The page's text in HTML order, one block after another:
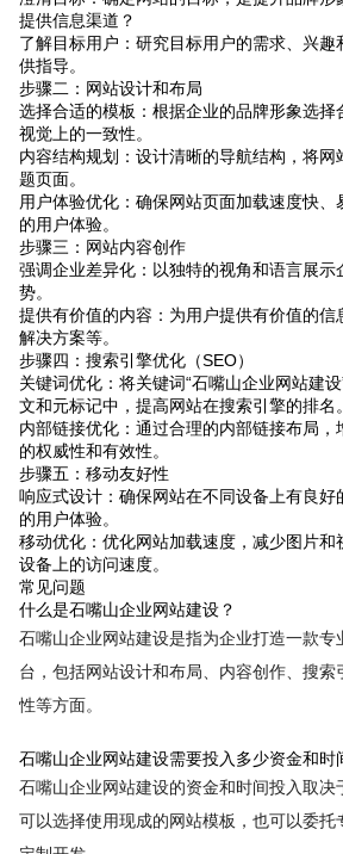
提供信息渠道？
了解目标用户：研究目标用户的需求、兴趣
供指导。
步骤二：网站设计和布局
选择合适的模板：根据企业的品牌形象选择
视觉上的一致性。
内容结构规划：设计清晰的导航结构，将网
题页面。
用户体验优化：确保网站页面加载速度快
的用户体验。
步骤三：网站内容创作
强调企业差异化：以独特的视角和语言展示
势。
提供有价值的内容：为用户提供有价值的信
解决方案等。
步骤四：搜索引擎优化（SEO）
关键词优化：将关键词“石嘴山企业网站建
文和元标记中，提高网站在搜索引擎的排名。
内部链接优化：通过合理的内部链接布局，
的权威性和有效性。
步骤五：移动友好性
响应式设计：确保网站在不同设备上有良好
的用户体验。
移动优化：优化网站加载速度，减少图片和
设备上的访问速度。
常见问题
什么是石嘴山企业网站建设？
石嘴山企业网站建设是指为企业打造一款专
台，包括网站设计和布局、内容创作、搜索
性等方面。
石嘴山企业网站建设需要投入多少资金和时
石嘴山企业网站建设的资金和时间投入取决
可以选择使用现成的网站模板，也可以委托